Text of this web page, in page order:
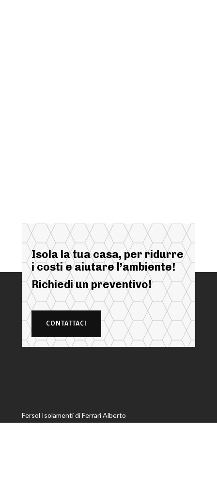
Isola la tua casa, per ridurre
i costi e aiutare l’ambiente!
Richiedi un preventivo!
CONTATTACI
Fersol Isolamenti di Ferrari Alberto